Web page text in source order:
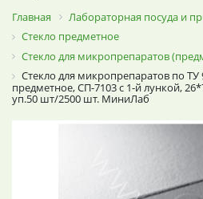
Главная
Лабораторная посуда и
Стекло предметное
Стекло для микропрепаратов
Стекло для микропрепаратов по ТУ
предметное, СП-7103 с 1-й лункой,
уп.50 шт/2500 шт. МиниЛаб